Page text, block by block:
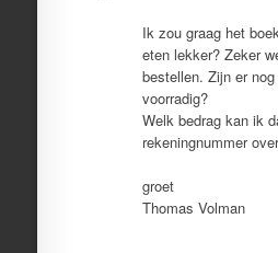
Ik zou graag het
eten lekker? Zeker
bestellen. Zijn er
voorradig?
Welk bedrag kan ik
rekeningnummer
groet
Thomas Volman